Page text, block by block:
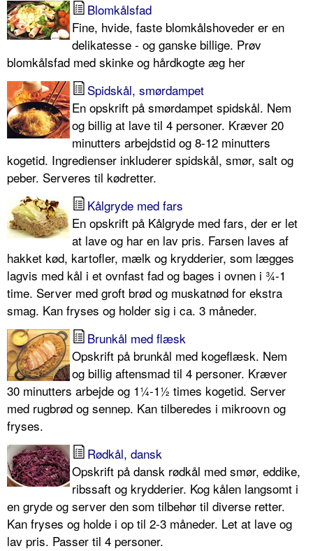
Blomkålsfad
Fine, hvide, faste blomkålshoveder er en
delikatesse - og ganske billige. Prøv
blomkålsfad med skinke og hårdkogte æg her
Spidskål, smørdampet
En opskrift på smørdampet spidskål. Nem
og billig at lave til 4 personer. Kræver 20
minutters arbejdstid og 8-12 minutters
kogetid. Ingredienser inkluderer spidskål, smør, salt og
peber. Serveres til kødretter.
Kålgryde med fars
En opskrift på Kålgryde med fars, der er let
at lave og har en lav pris. Farsen laves af
hakket kød, kartofler, mælk og krydderier, som lægges
lagvis med kål i et ovnfast fad og bages i ovnen i ¾-1
time. Server med groft brød og muskatnød for ekstra
smag. Kan fryses og holder sig i ca. 3 måneder.
Brunkål med flæsk
Opskrift på brunkål med kogeflæsk. Nem
og billig aftensmad til 4 personer. Kræver
30 minutters arbejde og 1¼-1½ times kogetid. Server
med rugbrød og sennep. Kan tilberedes i mikroovn og
fryses.
Rødkål, dansk
Opskrift på dansk rødkål med smør, eddike,
ribssaft og krydderier. Kog kålen langsomt i
en gryde og server den som tilbehør til diverse retter.
Kan fryses og holde i op til 2-3 måneder. Let at lave og
lav pris. Passer til 4 personer.